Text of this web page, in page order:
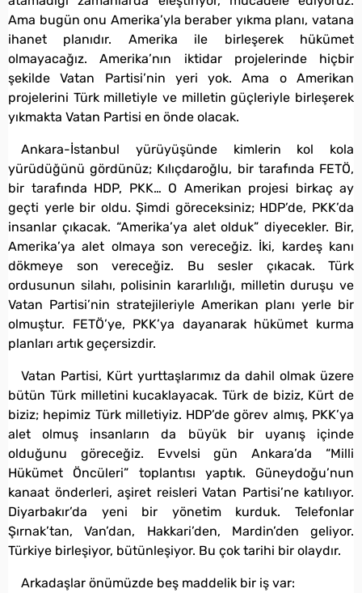
Ama bugün onu Amerika’yla beraber yıkma planı, vatana
ihanet planıdır. Amerika ile birleşerek hükümet
olmayacağız. Amerika’nın iktidar projelerinde hiçbir
şekilde Vatan Partisi’nin yeri yok. Ama o Amerikan
projelerini Türk milletiyle ve milletin güçleriyle birleşerek
yıkmakta Vatan Partisi en önde olacak.
Ankara-İstanbul yürüyüşünde kimlerin kol kola
yürüdüğünü gördünüz; Kılıçdaroğlu, bir tarafında FETÖ,
bir tarafında HDP, PKK… O Amerikan projesi birkaç ay
geçti yerle bir oldu. Şimdi göreceksiniz; HDP’de, PKK’da
insanlar çıkacak. “Amerika’ya alet olduk” diyecekler. Bir,
Amerika’ya alet olmaya son vereceğiz. İki, kardeş kanı
dökmeye son vereceğiz. Bu sesler çıkacak. Türk
ordusunun silahı, polisinin kararlılığı, milletin duruşu ve
Vatan Partisi’nin stratejileriyle Amerikan planı yerle bir
olmuştur. FETÖ’ye, PKK’ya dayanarak hükümet kurma
planları artık geçersizdir.
Vatan Partisi, Kürt yurttaşlarımız da dahil olmak üzere
bütün Türk milletini kucaklayacak. Türk de biziz, Kürt de
biziz; hepimiz Türk milletiyiz. HDP’de görev almış, PKK’ya
alet olmuş insanların da büyük bir uyanış içinde
olduğunu göreceğiz. Evvelsi gün Ankara’da “Milli
Hükümet Öncüleri” toplantısı yaptık. Güneydoğu’nun
kanaat önderleri, aşiret reisleri Vatan Partisi’ne katılıyor.
Diyarbakır’da yeni bir yönetim kurduk. Telefonlar
Şırnak’tan, Van’dan, Hakkari’den, Mardin’den geliyor.
Türkiye birleşiyor, bütünleşiyor. Bu çok tarihi bir olaydır.
Arkadaşlar önümüzde beş maddelik bir iş var: